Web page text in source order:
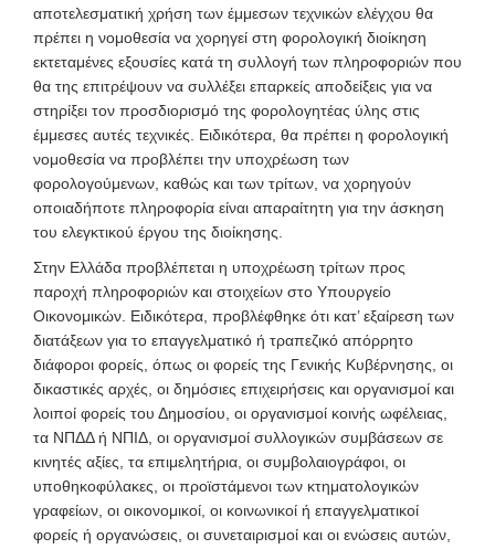
αποτελεσματική χρήση των έμμεσων τεχνικών ελέγχου θα
πρέπει η νομοθεσία να χορηγεί στη φορολογική διοίκηση
εκτεταμένες εξουσίες κατά τη συλλογή των πληροφοριών που
θα της επιτρέψουν να συλλέξει επαρκείς αποδείξεις για να
στηρίξει τον προσδιορισμό της φορολογητέας ύλης στις
έμμεσες αυτές τεχνικές. Ειδικότερα, θα πρέπει η φορολογική
νομοθεσία να προβλέπει την υποχρέωση των
φορολογούμενων, καθώς και των τρίτων, να χορηγούν
οποιαδήποτε πληροφορία είναι απαραίτητη για την άσκηση
του ελεγκτικού έργου της διοίκησης.
Στην Ελλάδα προβλέπεται η υποχρέωση τρίτων προς
παροχή πληροφοριών και στοιχείων στο Υπουργείο
Οικονομικών. Ειδικότερα, προβλέφθηκε ότι κατ’ εξαίρεση των
διατάξεων για το επαγγελματικό ή τραπεζικό απόρρητο
διάφοροι φορείς, όπως οι φορείς της Γενικής Κυβέρνησης, οι
δικαστικές αρχές, οι δημόσιες επιχειρήσεις και οργανισμοί και
λοιποί φορείς του Δημοσίου, οι οργανισμοί κοινής ωφέλειας,
τα ΝΠΔΔ ή ΝΠΙΔ, οι οργανισμοί συλλογικών συμβάσεων σε
κινητές αξίες, τα επιμελητήρια, οι συμβολαιογράφοι, οι
υποθηκοφύλακες, οι προϊστάμενοι των κτηματολογικών
γραφείων, οι οικονομικοί, οι κοινωνικοί ή επαγγελματικοί
φορείς ή οργανώσεις, οι συνεταιρισμοί και οι ενώσεις αυτών,